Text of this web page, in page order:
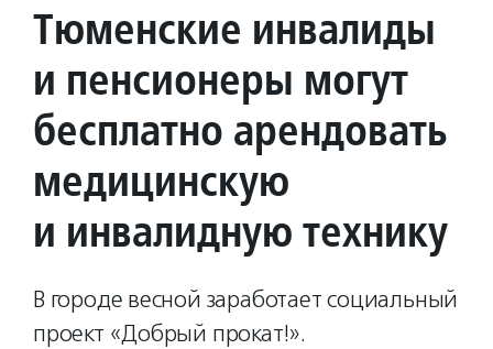
Тюменские инвалиды
и пенсионеры могут
бесплатно арендовать
медицинскую
и инвалидную технику
В городе весной заработает социальный
проект «Добрый прокат!».